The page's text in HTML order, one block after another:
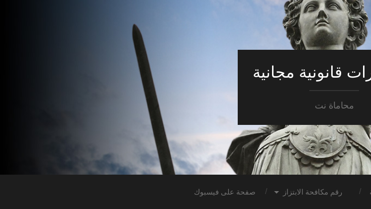
قانونية مجانية
محاماة نت
رقم مكافحة الابتزاز صفحة على فيسبوك